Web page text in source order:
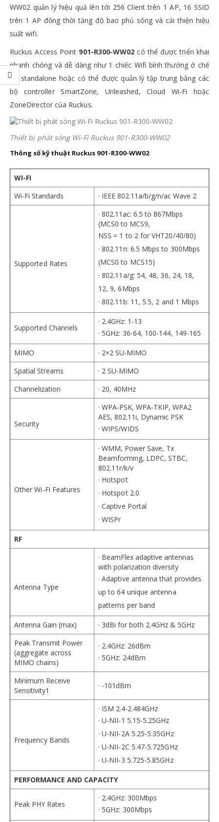
WW02 quản lý hiệu quả lên tới 256 Client trên 1 AP, 16 SSID
trên 1 AP đồng thời tăng độ bao phủ sóng và cải thiện hiệu
suất wifi.
Ruckus Access Point 901-R300-WW02có thể được triển khai
nhanh chóng và dễ dàng như 1 chiếc Wifi bình thường ở chế
độ standalone hoặc có thể được quản lý tập trung bằng các
bộ controller SmartZone, Unleashed, Cloud Wi-Fi hoặc
ZoneDirector của Ruckus.
Thiết bị phát sóng Wi-Fi Ruckus 901-R300-WW02
Thông số kỹ thuật Ruckus 901-R300-WW02
WI-FI
Wi-Fi Standards
· IEEE 802.11a/b/g/n/ac Wave 2
Supported Rates
· 802.11ac: 6.5 to 867Mbps
(MCS0 to MCS9,
NSS = 1 to 2 for VHT20/40/80)
· 802.11n: 6.5 Mbps to 300Mbps
(MCS0 to MCS15)
· 802.11a/g: 54, 48, 36, 24, 18,
12, 9, 6Mbps
· 802.11b: 11, 5.5, 2 and 1 Mbps
Supported Channels
· 2.4GHz: 1-13
· 5GHz: 36-64, 100-144, 149-165
MIMO
· 2×2 SU-MIMO
Spatial Streams
· 2 SU-MIMO
Channelization
· 20, 40MHz
Security
· WPA-PSK, WPA-TKIP, WPA2
AES, 802.11i, Dynamic PSK
· WIPS/WIDS
Other Wi-Fi Features
· WMM, Power Save, Tx
Beamforming, LDPC, STBC,
802.11r/k/v
· Hotspot
· Hotspot 2.0
· Captive Portal
· WISPr
RF
Antenna Type
· BeamFlex adaptive antennas
with polarization diversity
· Adaptive antenna that provides
up to 64 unique antenna
patterns per band
Antenna Gain (max)
· 3dBi for both 2.4GHz & 5GHz
Peak Transmit Power
(aggregate across
MIMO chains)
· 2.4GHz: 26dBm
· 5GHz: 24dBm
Minimum Receive
Sensitivity1
· -101dBm
Frequency Bands
· ISM 2.4-2.484GHz
· U-NII-1 5.15-5.25GHz
· U-NII-2A 5.25-5.35GHz
· U-NII-2C 5.47-5.725GHz
· U-NII-3 5.725-5.85GHz
PERFORMANCE AND CAPACITY
Peak PHY Rates
· 2.4GHz: 300Mbps
· 5GHz: 300Mbps